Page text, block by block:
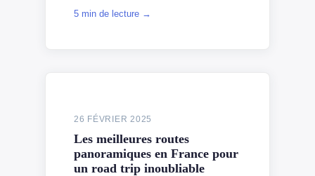
5 min de lecture →
26 FÉVRIER 2025
Les meilleures routes
panoramiques en France pour
un road trip inoubliable